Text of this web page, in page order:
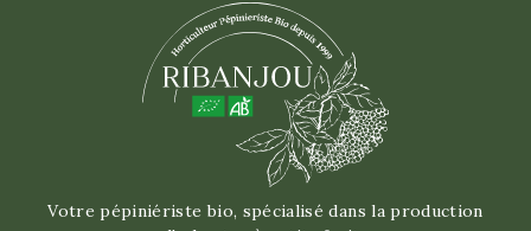
Votre pépiniériste bio, spécialisé dans la production